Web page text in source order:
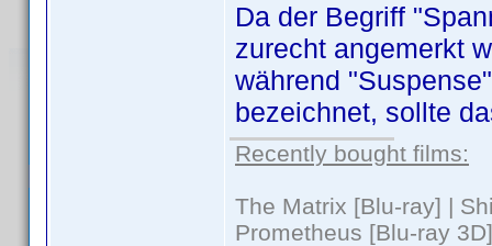
Da der Begriff
zurecht angemerkt
während
bezeichnet, sollte
Recently bought films:
The Matrix [Blu-ray] |
Prometheus [Blu-ray